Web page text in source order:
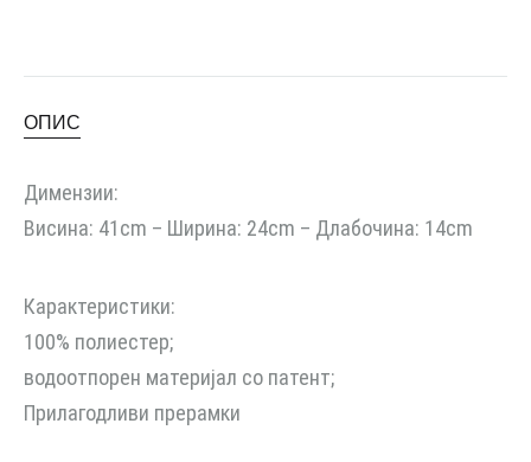
ОПИС
Димензии:
Висина: 41cm – Ширина: 24cm – Длабочина: 14cm
Карактеристики:
100% полиестер;
водоотпорен материјал со патент;
Прилагодливи прерамки